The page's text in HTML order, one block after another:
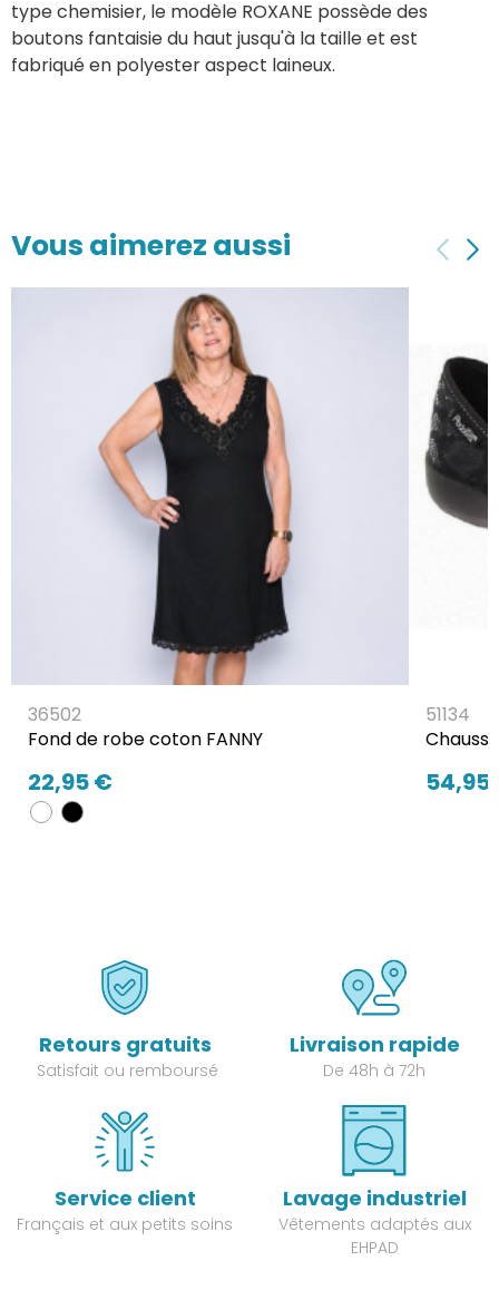
type chemisier, le modèle ROXANE possède des
boutons fantaisie du haut jusqu'à la taille et est
fabriqué en polyester aspect laineux.
Vous aimerez aussi
36502
Fond de robe coton FANNY
22,95 €
51134
54,95
Retours gratuits
Satisfait ou remboursé
Livraison rapide
De 48h à 72h
Service client
Français et aux petits soins
Lavage industriel
Vêtements adaptés aux
EHPAD